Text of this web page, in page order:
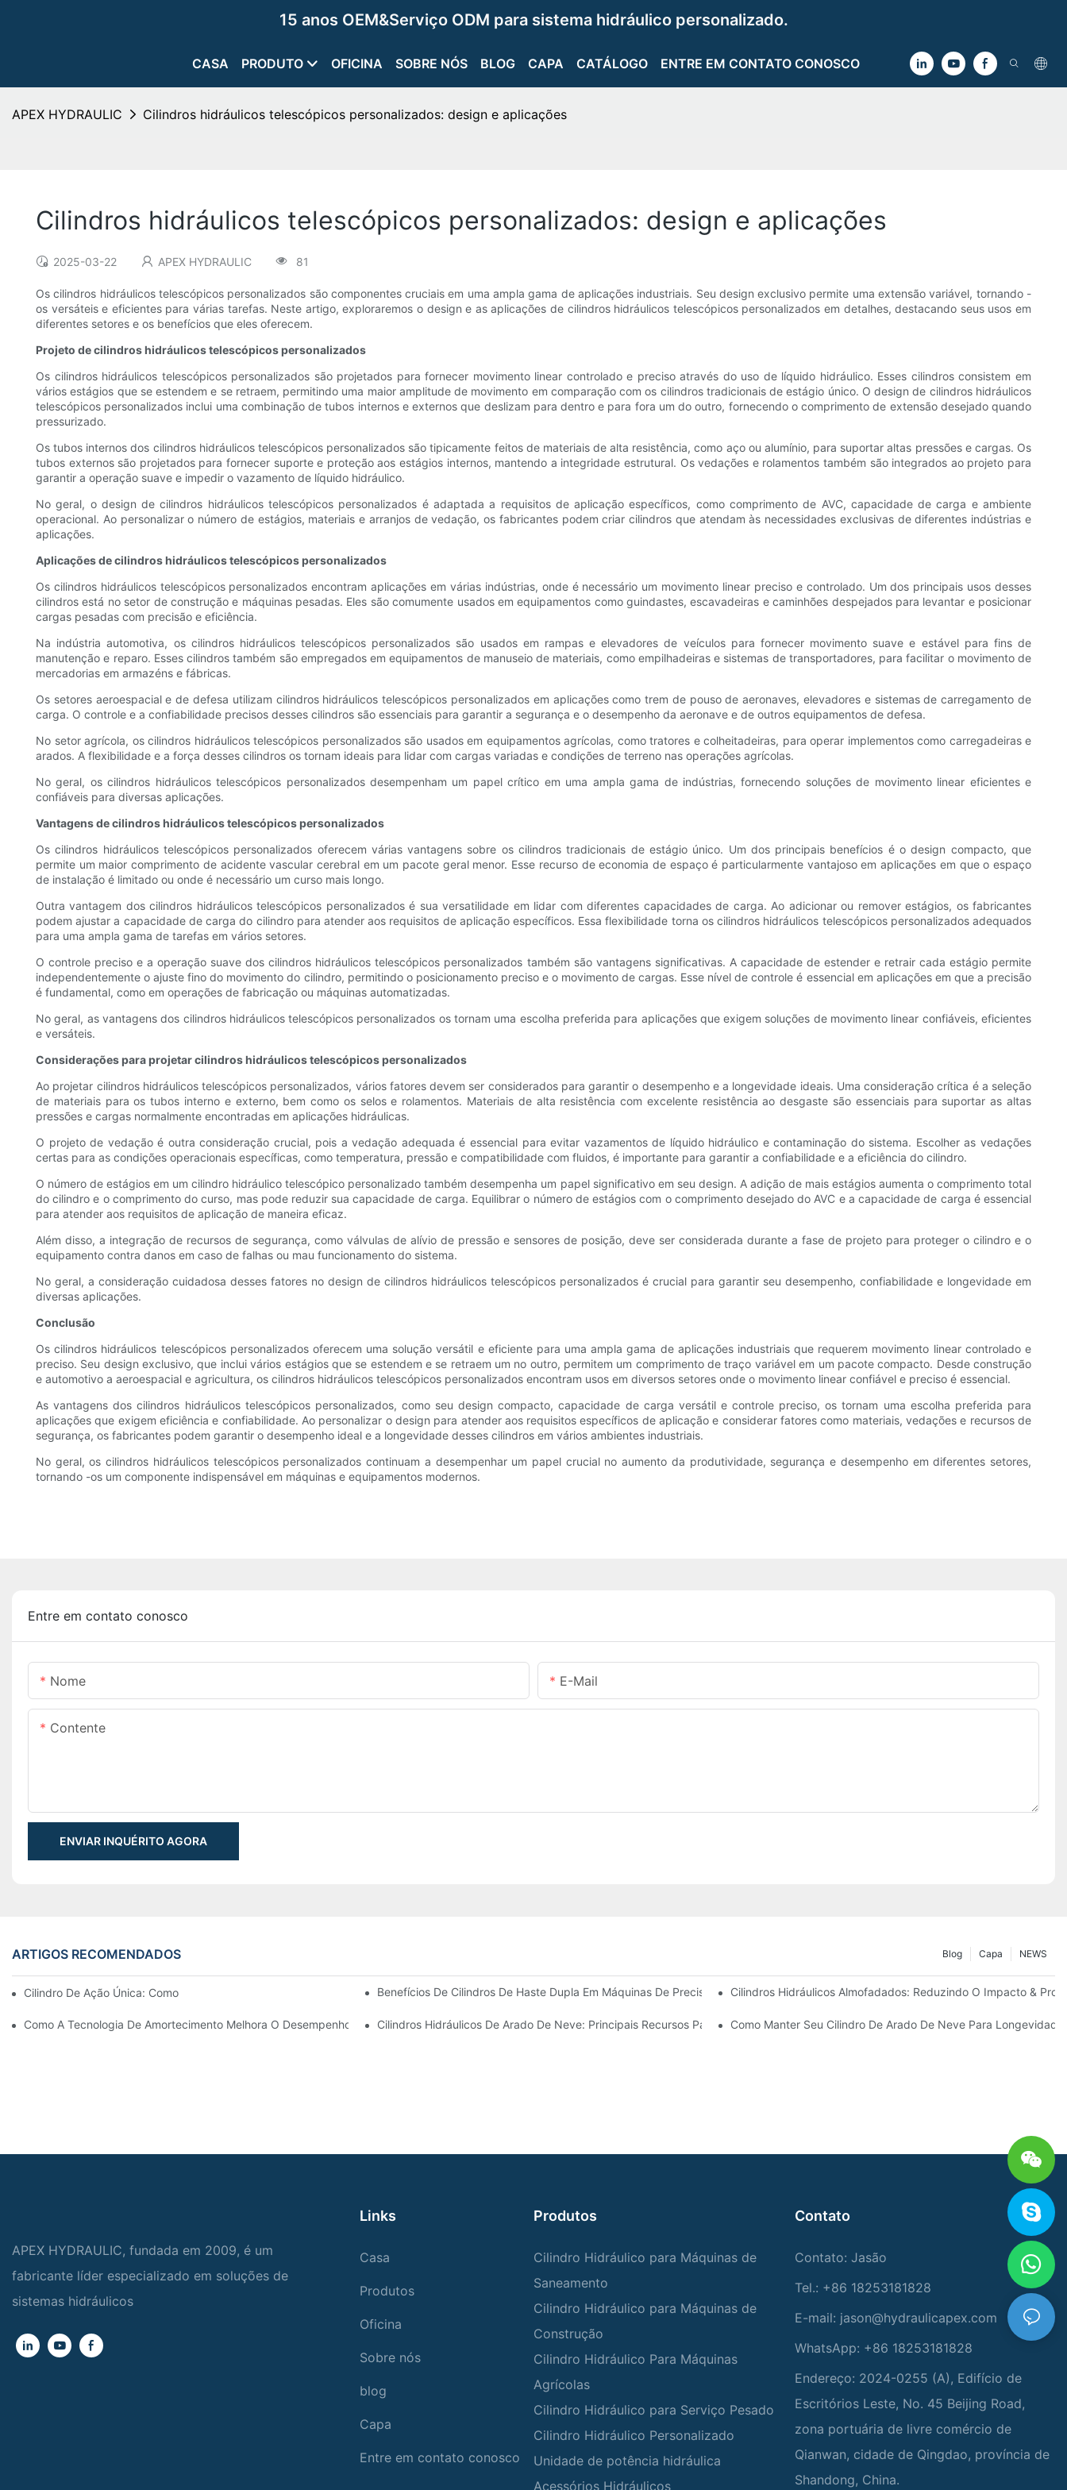
15 anos OEM&Serviço ODM para sistema hidráulico personalizado.
CASA PRODUTO OFICINA SOBRE NÓS BLOG CAPA CATÁLOGO ENTRE EM CONTATO CONOSCO
APEX HYDRAULIC Cilindros hidráulicos telescópicos personalizados: design e aplicações
Cilindros hidráulicos telescópicos personalizados: design e aplicações
2025-03-22 APEX HYDRAULIC 81
Os cilindros hidráulicos telescópicos personalizados são componentes cruciais em uma ampla gama de aplicações industriais. Seu design exclusivo permite uma extensão variável, tornando -
os versáteis e eficientes para várias tarefas. Neste artigo, exploraremos o design e as aplicações de cilindros hidráulicos telescópicos personalizados em detalhes, destacando seus usos em
diferentes setores e os benefícios que eles oferecem.
Projeto de cilindros hidráulicos telescópicos personalizados
Os cilindros hidráulicos telescópicos personalizados são projetados para fornecer movimento linear controlado e preciso através do uso de líquido hidráulico. Esses cilindros consistem em
vários estágios que se estendem e se retraem, permitindo uma maior amplitude de movimento em comparação com os cilindros tradicionais de estágio único. O design de cilindros hidráulicos
telescópicos personalizados inclui uma combinação de tubos internos e externos que deslizam para dentro e para fora um do outro, fornecendo o comprimento de extensão desejado quando
pressurizado.
Os tubos internos dos cilindros hidráulicos telescópicos personalizados são tipicamente feitos de materiais de alta resistência, como aço ou alumínio, para suportar altas pressões e cargas. Os
tubos externos são projetados para fornecer suporte e proteção aos estágios internos, mantendo a integridade estrutural. Os vedações e rolamentos também são integrados ao projeto para
garantir a operação suave e impedir o vazamento de líquido hidráulico.
No geral, o design de cilindros hidráulicos telescópicos personalizados é adaptada a requisitos de aplicação específicos, como comprimento de AVC, capacidade de carga e ambiente
operacional. Ao personalizar o número de estágios, materiais e arranjos de vedação, os fabricantes podem criar cilindros que atendam às necessidades exclusivas de diferentes indústrias e
aplicações.
Aplicações de cilindros hidráulicos telescópicos personalizados
Os cilindros hidráulicos telescópicos personalizados encontram aplicações em várias indústrias, onde é necessário um movimento linear preciso e controlado. Um dos principais usos desses
cilindros está no setor de construção e máquinas pesadas. Eles são comumente usados ​​em equipamentos como guindastes, escavadeiras e caminhões despejados para levantar e posicionar
cargas pesadas com precisão e eficiência.
Na indústria automotiva, os cilindros hidráulicos telescópicos personalizados são usados ​​em rampas e elevadores de veículos para fornecer movimento suave e estável para fins de
manutenção e reparo. Esses cilindros também são empregados em equipamentos de manuseio de materiais, como empilhadeiras e sistemas de transportadores, para facilitar o movimento de
mercadorias em armazéns e fábricas.
Os setores aeroespacial e de defesa utilizam cilindros hidráulicos telescópicos personalizados em aplicações como trem de pouso de aeronaves, elevadores e sistemas de carregamento de
carga. O controle e a confiabilidade precisos desses cilindros são essenciais para garantir a segurança e o desempenho da aeronave e de outros equipamentos de defesa.
No setor agrícola, os cilindros hidráulicos telescópicos personalizados são usados ​​em equipamentos agrícolas, como tratores e colheitadeiras, para operar implementos como carregadeiras e
arados. A flexibilidade e a força desses cilindros os tornam ideais para lidar com cargas variadas e condições de terreno nas operações agrícolas.
No geral, os cilindros hidráulicos telescópicos personalizados desempenham um papel crítico em uma ampla gama de indústrias, fornecendo soluções de movimento linear eficientes e
confiáveis ​​para diversas aplicações.
Vantagens de cilindros hidráulicos telescópicos personalizados
Os cilindros hidráulicos telescópicos personalizados oferecem várias vantagens sobre os cilindros tradicionais de estágio único. Um dos principais benefícios é o design compacto, que
permite um maior comprimento de acidente vascular cerebral em um pacote geral menor. Esse recurso de economia de espaço é particularmente vantajoso em aplicações em que o espaço
de instalação é limitado ou onde é necessário um curso mais longo.
Outra vantagem dos cilindros hidráulicos telescópicos personalizados é sua versatilidade em lidar com diferentes capacidades de carga. Ao adicionar ou remover estágios, os fabricantes
podem ajustar a capacidade de carga do cilindro para atender aos requisitos de aplicação específicos. Essa flexibilidade torna os cilindros hidráulicos telescópicos personalizados adequados
para uma ampla gama de tarefas em vários setores.
O controle preciso e a operação suave dos cilindros hidráulicos telescópicos personalizados também são vantagens significativas. A capacidade de estender e retrair cada estágio permite
independentemente o ajuste fino do movimento do cilindro, permitindo o posicionamento preciso e o movimento de cargas. Esse nível de controle é essencial em aplicações em que a precisão
é fundamental, como em operações de fabricação ou máquinas automatizadas.
No geral, as vantagens dos cilindros hidráulicos telescópicos personalizados os tornam uma escolha preferida para aplicações que exigem soluções de movimento linear confiáveis, eficientes
e versáteis.
Considerações para projetar cilindros hidráulicos telescópicos personalizados
Ao projetar cilindros hidráulicos telescópicos personalizados, vários fatores devem ser considerados para garantir o desempenho e a longevidade ideais. Uma consideração crítica é a seleção
de materiais para os tubos interno e externo, bem como os selos e rolamentos. Materiais de alta resistência com excelente resistência ao desgaste são essenciais para suportar as altas
pressões e cargas normalmente encontradas em aplicações hidráulicas.
O projeto de vedação é outra consideração crucial, pois a vedação adequada é essencial para evitar vazamentos de líquido hidráulico e contaminação do sistema. Escolher as vedações
certas para as condições operacionais específicas, como temperatura, pressão e compatibilidade com fluidos, é importante para garantir a confiabilidade e a eficiência do cilindro.
O número de estágios em um cilindro hidráulico telescópico personalizado também desempenha um papel significativo em seu design. A adição de mais estágios aumenta o comprimento total
do cilindro e o comprimento do curso, mas pode reduzir sua capacidade de carga. Equilibrar o número de estágios com o comprimento desejado do AVC e a capacidade de carga é essencial
para atender aos requisitos de aplicação de maneira eficaz.
Além disso, a integração de recursos de segurança, como válvulas de alívio de pressão e sensores de posição, deve ser considerada durante a fase de projeto para proteger o cilindro e o
equipamento contra danos em caso de falhas ou mau funcionamento do sistema.
No geral, a consideração cuidadosa desses fatores no design de cilindros hidráulicos telescópicos personalizados é crucial para garantir seu desempenho, confiabilidade e longevidade em
diversas aplicações.
Conclusão
Os cilindros hidráulicos telescópicos personalizados oferecem uma solução versátil e eficiente para uma ampla gama de aplicações industriais que requerem movimento linear controlado e
preciso. Seu design exclusivo, que inclui vários estágios que se estendem e se retraem um no outro, permitem um comprimento de traço variável em um pacote compacto. Desde construção
e automotivo a aeroespacial e agricultura, os cilindros hidráulicos telescópicos personalizados encontram usos em diversos setores onde o movimento linear confiável e preciso é essencial.
As vantagens dos cilindros hidráulicos telescópicos personalizados, como seu design compacto, capacidade de carga versátil e controle preciso, os tornam uma escolha preferida para
aplicações que exigem eficiência e confiabilidade. Ao personalizar o design para atender aos requisitos específicos de aplicação e considerar fatores como materiais, vedações e recursos de
segurança, os fabricantes podem garantir o desempenho ideal e a longevidade desses cilindros em vários ambientes industriais.
No geral, os cilindros hidráulicos telescópicos personalizados continuam a desempenhar um papel crucial no aumento da produtividade, segurança e desempenho em diferentes setores,
tornando -os um componente indispensável em máquinas e equipamentos modernos.
Entre em contato conosco
Nome E-Mail
Contente
ENVIAR INQUÉRITO AGORA
ARTIGOS RECOMENDADOS NEWS
Capa
Blog
Cilindro De Ação Única: Como Funciona & Aplicações Comuns Benefícios De Cilindros De Haste Dupla Em Máquinas De Precisão Cilindros Hidráulicos Almofadados: Reduzindo O Impacto &
Como A Tecnologia De Amortecimento Melhora O Desempenho Do Cilindro HidráulicoCilindros Hidráulicos De Arado De Neve: Principais Recursos Para Condições Duras De InvernoComo Manter Seu Cilindro De Arado De Neve Para Longevidade
APEX HYDRAULIC, fundada em 2009, é um
fabricante líder especializado em soluções de
sistemas hidráulicos
Links
Casa
Produtos
Oficina
Sobre nós
blog
Capa
Entre em contato conosco
Produtos
Cilindro Hidráulico para Máquinas de
Saneamento
Cilindro Hidráulico para Máquinas de
Construção
Cilindro Hidráulico Para Máquinas
Agrícolas
Cilindro Hidráulico para Serviço Pesado
Cilindro Hidráulico Personalizado
Unidade de potência hidráulica
Acessórios Hidráulicos
Contato
Contato: Jasão
Tel.: +86 18253181828
E-mail: jason@hydraulicapex.com
WhatsApp: +86 18253181828
Endereço: 2024-0255 (A), Edifício de
Escritórios Leste, No. 45 Beijing Road,
zona portuária de livre comércio de
Qianwan, cidade de Qingdao, província de
Shandong, China.